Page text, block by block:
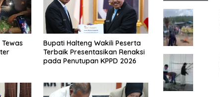
Bupati Halteng Wakili Peserta
Terbaik Presentasikan Renaksi
pada Penutupan KPPD 2026